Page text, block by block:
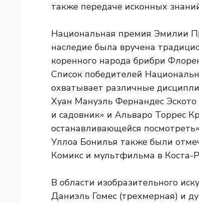
также передаче исконных
Национальная премия Эмилии
наследие была вручена
коренного народа брибри
Список победителей
охватывает различные
Хуан Мануэль Фернандес
и садовник» и Альваро Торрес
останавливающейся
Уллоа Бонилья также были
Комикс и мультфильма в Коста-
В области изобразительного
Даниэль Гомес (трехмерная) и